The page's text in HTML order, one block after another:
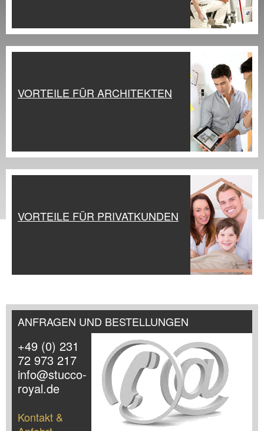
VORTEILE FÜR ARCHITEKTEN
VORTEILE FÜR PRIVATKUNDEN
ANFRAGEN UND BESTELLUNGEN
+49 (0) 231
72 973 217
info@stucco-
royal.de
Kontakt &